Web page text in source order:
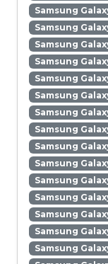
Samsung
Samsung
Samsung
Samsung
Samsung
Samsung
Samsung
Samsung
Samsung
Samsung
Samsung
Samsung
Samsung
Samsung
Samsung